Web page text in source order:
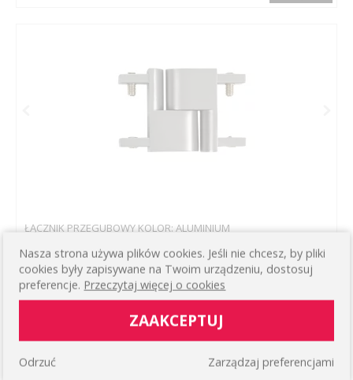
ŁĄCZNIK PRZEGUBOWY KOLOR: ALUMINIUM
APARTAMENTOWYCH
16,05 zł
Nasza strona używa plików cookies. Jeśli nie chcesz, by pliki
cookies były zapisywane na Twoim urządzeniu, dostosuj
preferencje. Przeczytaj więcej o cookies
ZAAKCEPTUJ
Zarządzaj preferencjami
Odrzuć